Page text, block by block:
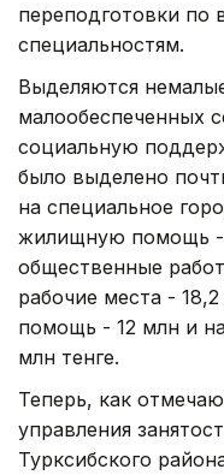
переподготовки по
специальностям.
Выделяются
малообеспеченных
социальную
было выделено
на специальное
жилищную помощь -
общественные
рабочие места -
помощь - 12 млн и
млн тенге.
Теперь, как
управления
Турксибского